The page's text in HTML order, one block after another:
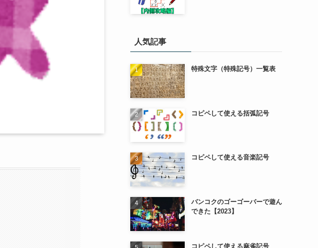
人気記事
特殊文字（特殊記号）一覧表
コピペして使える括弧記号
コピペして使える音楽記号
バンコクのゴーゴーバーで遊ん
できた【2023】
コピペして使える麻雀記号